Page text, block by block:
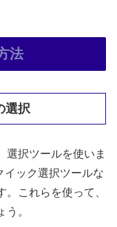
法
選択
選択ツールを使いま
イック選択ツールな
これらを使って、
。